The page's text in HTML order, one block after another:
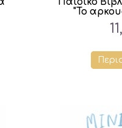
Παιδικό
"Το